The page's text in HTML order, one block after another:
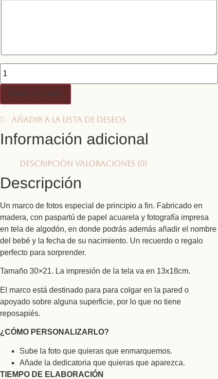
Marco
ONDAS
con
foto
tela
NACIMIENTO
Añadir al carrito
Añadir a la lista de deseos
Información adicional
Descripción Valoraciones (0)
Descripción
Un marco de fotos especial de principio a fin. Fabricado en
madera, con paspartú de papel acuarela y fotografía impresa
en tela de algodón, en donde podrás además añadir el nombre
del bebé y la fecha de su nacimiento. Un recuerdo o regalo
perfecto para sorprender.
Tamaño 30×21. La impresión de la tela va en 13x18cm.
El marco está destinado para para colgar en la pared o
apoyado sobre alguna superficie, por lo que no tiene
reposapiés.
¿CÓMO PERSONALIZARLO?
Sube la foto que quieras que enmarquemos.
Añade la dedicatoria que quieras que aparezca.
TIEMPO DE ELABORACIÓN